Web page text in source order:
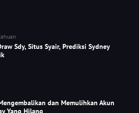
Sdy, Situs Syair, Prediksi Sydney
dan Memulihkan Akun
Yang Hilang